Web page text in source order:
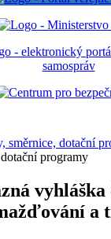
směrnice, dotační
programy
vyhláška
a